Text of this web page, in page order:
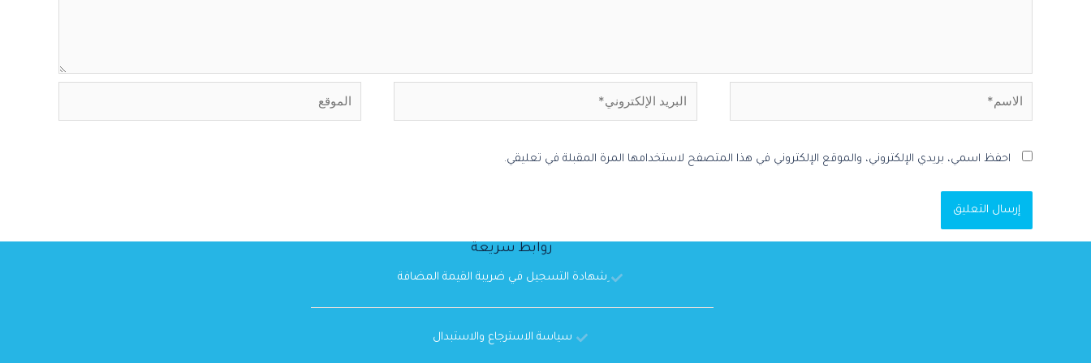
احفظ اسمي، بريدي الإلكتروني، والموقع الإلكتروني في هذا المتصفح لاستخدامها المرة المقبلة في تعليقي.
روابط سريعة
ِشهادة التسجيل في ضريبة القيمة المضافة
سياسة الاسترجاع والاستبدال